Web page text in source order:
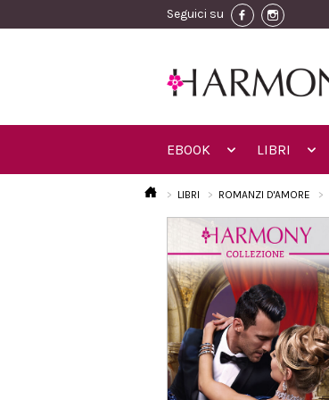
Seguici su
EBOOK LIBRI
LIBRI ROMANZI D'AMORE